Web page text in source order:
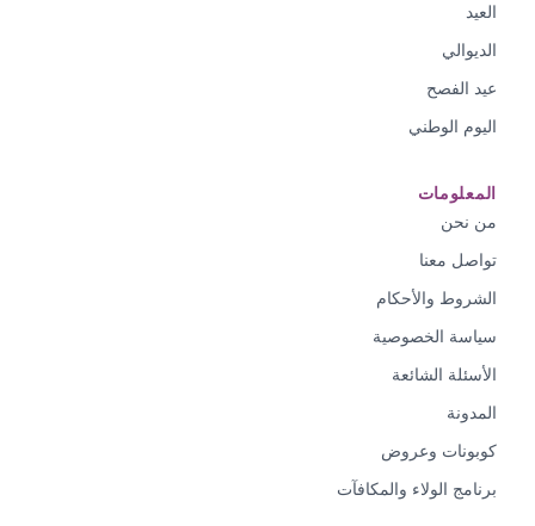
العيد
الديوالي
عيد الفصح
اليوم الوطني
المعلومات
من نحن
تواصل معنا
الشروط والأحكام
سياسة الخصوصية
الأسئلة الشائعة
المدونة
كوبونات وعروض
برنامج الولاء والمكافآت